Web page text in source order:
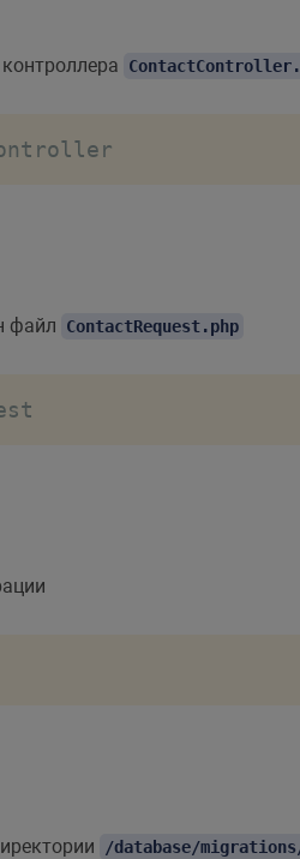
файл ContactRequest.php
/database/